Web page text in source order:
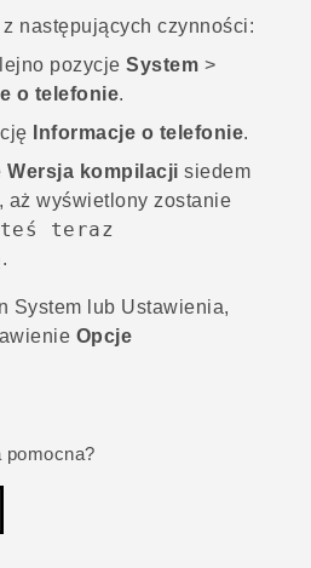
następujących czynności:
pozycje System >
o telefonie.
Informacje o telefonie.
Wersja kompilacji siedem
aż wyświetlony zostanie
teraz
.
System lub Ustawienia,
Opcje
pomocna?